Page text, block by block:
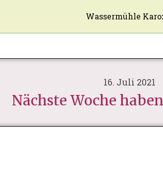
Wassermühle
16. Juli 2021
Nächste Woche